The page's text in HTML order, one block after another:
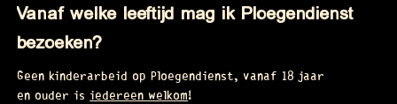
Vanaf welke leeftijd mag ik Ploegendienst
bezoeken?
Geen kinderarbeid op Ploegendienst, vanaf 18 jaar
en ouder is iedereen welkom!